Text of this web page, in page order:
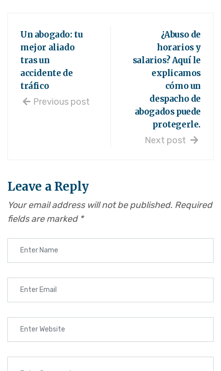
Un abogado: tu
mejor aliado
tras un
accidente de
tráfico
Previous post
¿Abuso de
horarios y
salarios? Aquí le
explicamos
cómo un
despacho de
abogados puede
protegerle.
Next post
Leave a Reply
Your email address will not be published. Required
fields are marked *